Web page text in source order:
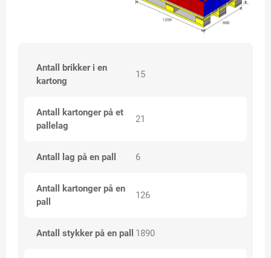
Antall brikker i en
kartong
15
Antall kartonger på et
pallelag
21
Antall lag på en pall 6
Antall kartonger på en
pall
126
Antall stykker på en pall 1890